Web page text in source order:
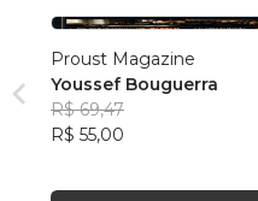
Proust Magazine
Youssef Bouguerra
R$ 69,47
R$ 55,00